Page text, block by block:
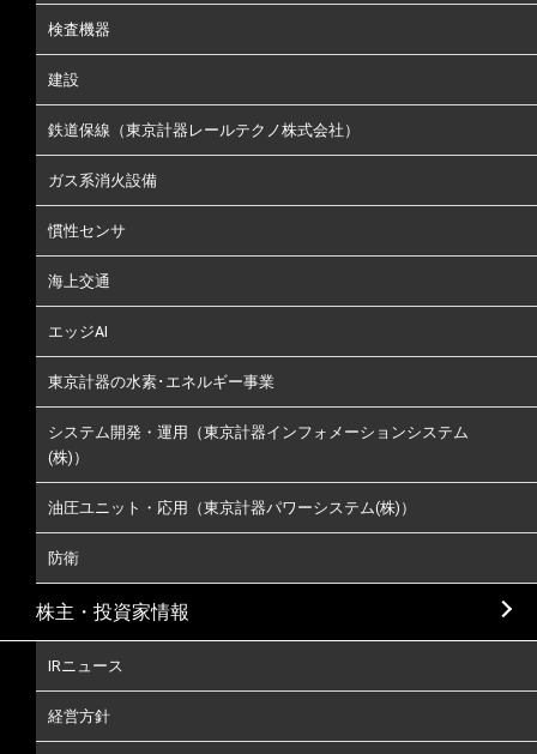
検査機器
建設
鉄道保線（東京計器レールテクノ株式会社）
ガス系消火設備
慣性センサ
海上交通
エッジAI
東京計器の水素･エネルギー事業
システム開発・運用（東京計器インフォメーションシステム
(株)）
油圧ユニット・応用（東京計器パワーシステム(株)）
防衛
株主・投資家情報
IRニュース
経営方針